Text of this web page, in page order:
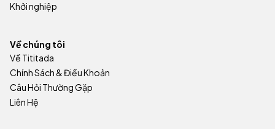
Khởi nghiệp
Về chúng tôi
Về Tititada
Chính Sách & Điều Khoản
Câu Hỏi Thường Gặp
Liên Hệ